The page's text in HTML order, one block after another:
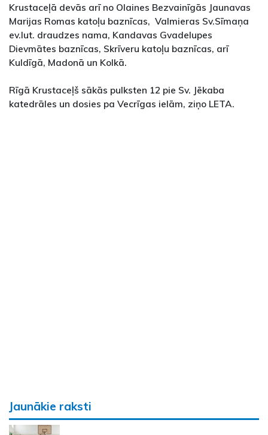
Krustaceļā devās arī no Olaines Bezvainīgās Jaunavas
Marijas Romas katoļu baznīcas, Valmieras Sv.Sīmaņa
ev.lut. draudzes nama, Kandavas Gvadelupes
Dievmātes baznīcas, Skrīveru katoļu baznīcas, arī
Kuldīgā, Madonā un Kolkā.
Rīgā Krustaceļš sākās pulksten 12 pie Sv. Jēkaba
katedrāles un dosies pa Vecrīgas ielām, ziņo LETA.
Jaunākie raksti